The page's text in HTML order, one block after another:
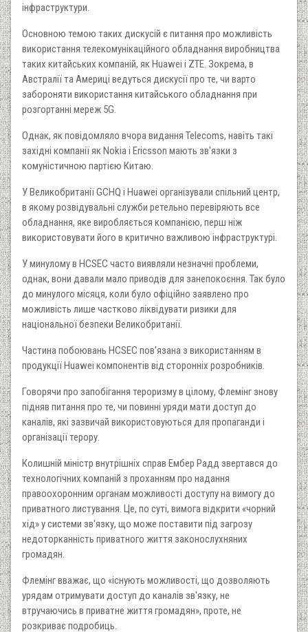
інфраструктури.
Основною темою таких дискусій є питання про можливість
використання телекомунікаційного обладнання виробництва
таких китайських компаній, як Huawei і ZTE. Зокрема, в
Австралії та Америці ведуться дискусії про те, чи варто
забороняти використання китайського обладнання при
розгортанні мереж 5G.
Однак, як повідомляло вчора видання Telecoms, навіть такі
західні компанії як Nokia і Ericsson мають зв'язки з
комуністичною партією Китаю.
У Великобританії GCHQ і Huawei організували спільний центр,
в якому розвідувальні служби ретельно перевіряють все
обладнання, яке виробляється компанією, перш ніж
використовувати його в критично важливою інфраструктурі.
У минулому в HCSEC часто виявляли незначні проблеми,
однак, вони давали мало приводів для занепокоєння. Так було
до минулого місяця, коли було офіційно заявлено про
можливість лише частково ліквідувати ризики для
національної безпеки Великобританії.
Частина побоювань HCSEC пов'язана з використанням в
продукції Huawei компонентів від сторонніх розробників.
Говорячи про запобігання тероризму в цілому, Флемінг знову
підняв питання про те, чи повинні уряди мати доступ до
каналів, які зазвичай використовуються для пропаганди і
організації терору.
Колишній міністр внутрішніх справ Ембер Радд звертався до
технологічних компаній з проханням про надання
правоохоронним органам можливості доступу на вимогу до
приватного листування. Це, по суті, вимога відкрити «чорний
хід» у системи зв'язку, що може поставити під загрозу
недоторканність приватного життя законослухняних
громадян.
Флемінг вважає, що «існують можливості, що дозволяють
урядам отримувати доступ до каналів зв'язку, не
втручаючись в приватне життя громадян», проте, не
розкриває подробиць.